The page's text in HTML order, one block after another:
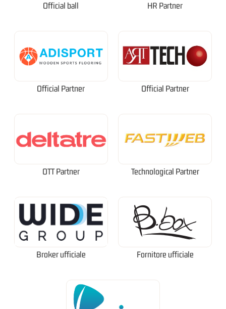
Official ball HR Partner
Official Partner Official Partner
OTT Partner Technological Partner
Broker ufficiale Fornitore ufficiale